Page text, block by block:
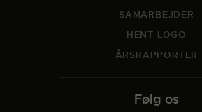
SAMARBEJDER
HENT LOGO
ÅRSRAPPORTER
Følg os